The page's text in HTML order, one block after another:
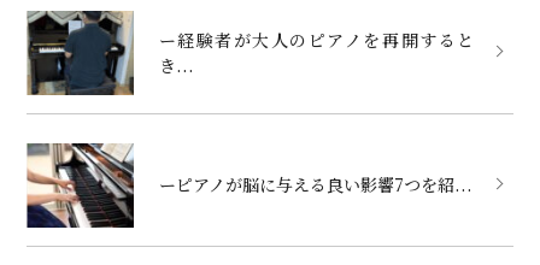
ー経験者が大人のピアノを再開すると
き...
ーピアノが脳に与える良い影響7つを紹...